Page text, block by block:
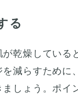
る
が乾燥している
を減らすために
ましょう。ポイ